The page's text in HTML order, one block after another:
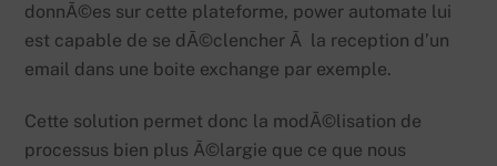
donnÃ©es sur cette plateforme, power automate lui
est capable de se dÃ©clencher Ã la reception d’un
email dans une boite exchange par exemple.
Cette solution permet donc la modÃ©lisation de
processus bien plus Ã©largie que ce que nous